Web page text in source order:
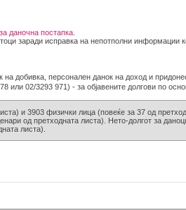
даночна постапка
заради исправка на непотполни информации
на добивка, персонален данок на доход и
02/3293 971) - за објавените долгови по
и 3903 физички лица (повеќе за 37 од
од претходната листа). Нето-долгот за
листа).